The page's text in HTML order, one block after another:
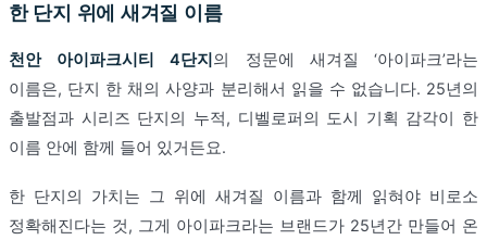
한 단지 위에 새겨질 이름
천안 아이파크시티 4단지의 정문에 새겨질 ‘아이파크’라는
이름은, 단지 한 채의 사양과 분리해서 읽을 수 없습니다. 25년의
출발점과 시리즈 단지의 누적, 디벨로퍼의 도시 기획 감각이 한
이름 안에 함께 들어 있거든요.
한 단지의 가치는 그 위에 새겨질 이름과 함께 읽혀야 비로소
정확해진다는 것, 그게 아이파크라는 브랜드가 25년간 만들어 온